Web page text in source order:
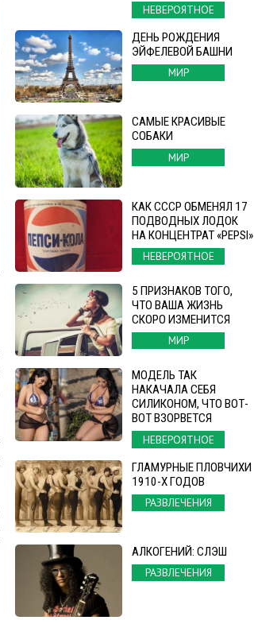
НЕВЕРОЯТНОЕ
ДЕНЬ РОЖДЕНИЯ
ЭЙФЕЛЕВОЙ БАШНИ
МИР
САМЫЕ КРАСИВЫЕ
СОБАКИ
МИР
КАК СССР ОБМЕНЯЛ 17
ПОДВОДНЫХ ЛОДОК
НА КОНЦЕНТРАТ «PEPSI»
НЕВЕРОЯТНОЕ
5 ПРИЗНАКОВ ТОГО,
ЧТО ВАША ЖИЗНЬ
СКОРО ИЗМЕНИТСЯ
МИР
МОДЕЛЬ ТАК
НАКАЧАЛА СЕБЯ
СИЛИКОНОМ, ЧТО ВОТ-
ВОТ ВЗОРВЕТСЯ
НЕВЕРОЯТНОЕ
ГЛАМУРНЫЕ ПЛОВЧИХИ
1910-Х ГОДОВ
РАЗВЛЕЧЕНИЯ
АЛКОГЕНИЙ: СЛЭШ
РАЗВЛЕЧЕНИЯ